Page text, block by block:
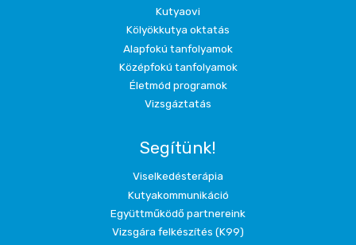
Kutyaovi
Kölyökkutya oktatás
Alapfokú tanfolyamok
Középfokú tanfolyamok
Életmód programok
Vizsgáztatás
Segítünk!
Viselkedésterápia
Kutyakommunikáció
Együttműködő partnereink
Vizsgára felkészítés (K99)